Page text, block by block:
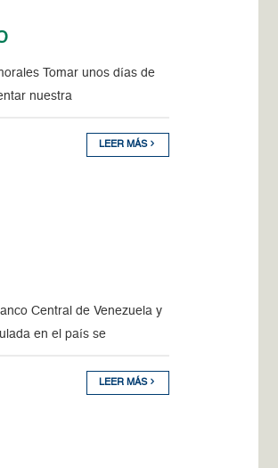
Tomar unos días de
nuestra
LEER MÁS
Central de Venezuela y
en el país se
LEER MÁS